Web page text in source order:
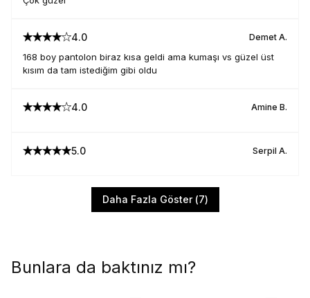
4.0 Demet A.
168 boy pantolon biraz kısa geldi ama kumaşı vs güzel üst
kısım da tam istediğim gibi oldu
4.0 Amine B.
5.0 Serpil A.
Daha Fazla Göster(7)
Bunlara da baktınız mı?
Kullanım Koşullarını kabul ediyorum
E-posta adresinizi girerek pazarlama ve tanıtım ile ilgili iletişim almayı kabul edersiniz ve